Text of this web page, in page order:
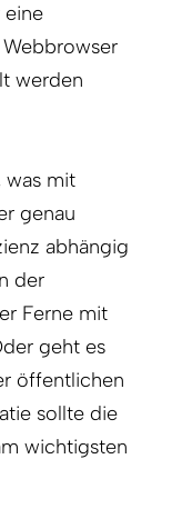
eine
werden
was mit
genau
abhängig
der
Ferne mit
geht es
öffentlichen
sollte die
wichtigsten